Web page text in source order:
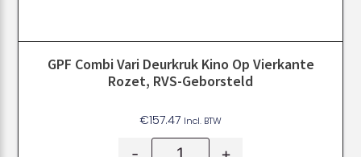
GPF Combi Vari Deurkruk Kino Op Vierkante
Rozet, RVS-Geborsteld
€157.47 Incl. BTW